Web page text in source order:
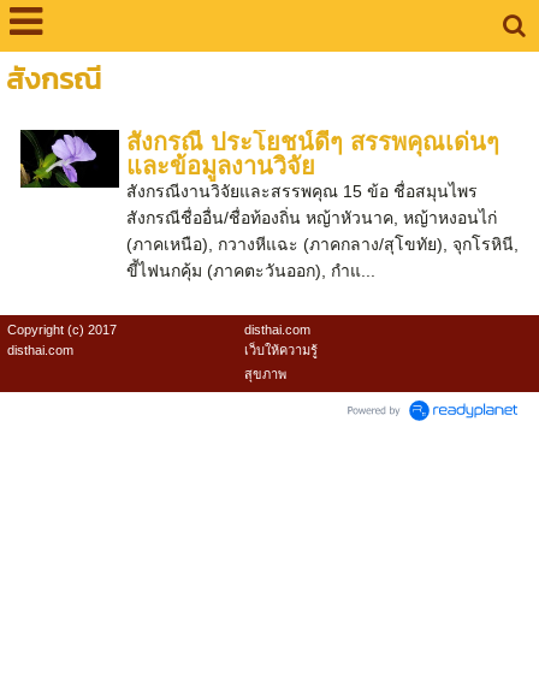
สังกรณี
สังกรณี ประโยชน์ดีๆ สรรพคุณเด่นๆ
และข้อมูลงานวิจัย
สังกรณีงานวิจัยและสรรพคุณ 15 ข้อ ชื่อสมุนไพร
สังกรณีชื่ออื่น/ชื่อท้องถิ่น หญ้าหัวนาค, หญ้าหงอนไก่
(ภาคเหนือ), กวางหีแฉะ (ภาคกลาง/สุโขทัย), จุกโรหินี,
ขี้ไฟนกคุ้ม (ภาคตะวันออก), กำแ...
Copyright (c) 2017
disthai.com
disthai.com
เว็บให้ความรู้
สุขภาพ